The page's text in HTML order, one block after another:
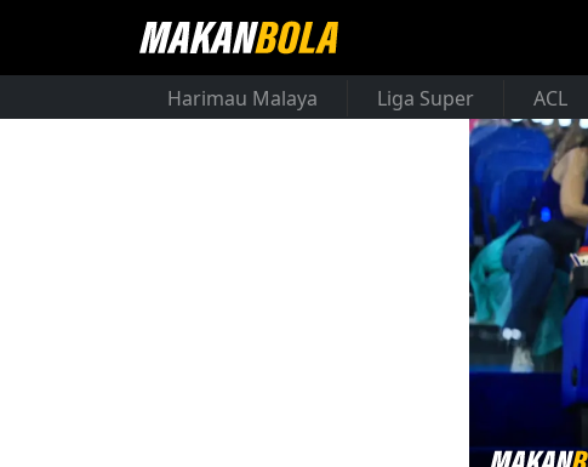
Harimau Malaya Liga Super ACL